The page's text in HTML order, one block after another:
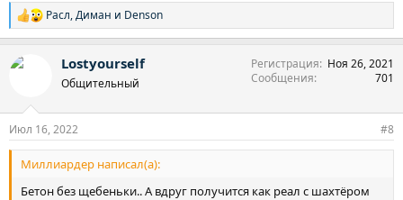
Р
е
к
Расл,Диман и Denson
Lostyourself
Общительный
Регистрация
Ноя 26, 2021
Сообщения
701
Июл 16, 2022 #8
Миллиардер написал(а):
Бетон без щебеньки.. А вдруг получится как реал с шахтёром